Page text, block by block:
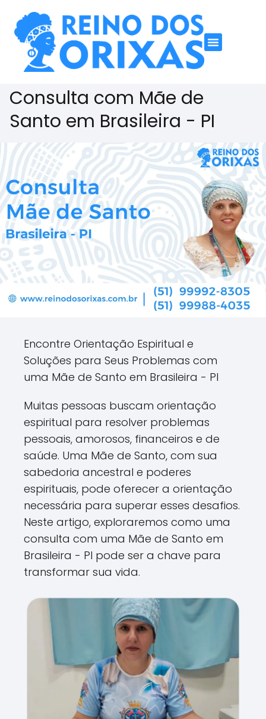
Consulta com Mãe de
Santo em Brasileira - PI
Encontre Orientação Espiritual e
Soluções para Seus Problemas com
uma Mãe de Santo em Brasileira - PI
Muitas pessoas buscam orientação
espiritual para resolver problemas
pessoais, amorosos, financeiros e de
saúde. Uma Mãe de Santo, com sua
sabedoria ancestral e poderes
espirituais, pode oferecer a orientação
necessária para superar esses desafios.
Neste artigo, exploraremos como uma
consulta com uma Mãe de Santo em
Brasileira - PI pode ser a chave para
transformar sua vida.